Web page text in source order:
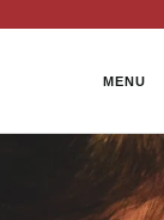
MENU